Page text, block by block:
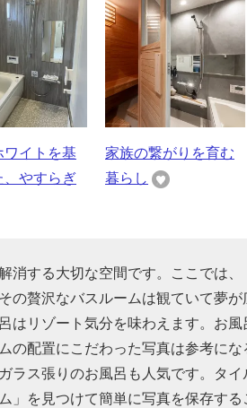
ワイトを基
、やすらぎ
家族の繋がりを育む
暮らし
する大切な空間です。ここでは、
の贅沢なバスルームは観ていて夢
はリゾート気分を味わえます。お
の配置にこだわった写真は参考にな
ラス張りのお風呂も人気です。タ
」を見つけて簡単に写真を保存す